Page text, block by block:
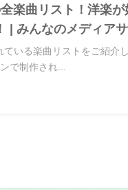
楽曲リスト！洋楽が
| みんなのメディア
いる楽曲リストをご紹介し
で制作され...